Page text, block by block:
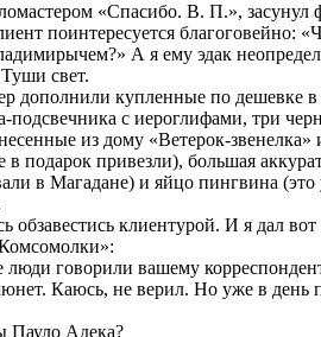
«Спасибо. В. П.», засунул
поинтересуется благоговейно:
А я ему эдак
свет.
дополнили купленные по дешевке в
подсвечника с иероглифами, три
из дому «Ветерок-звенелка»
подарок привезли), большая
в Магадане) и яйцо пингвина
обзавестись клиентурой. И я дал вот
говорили вашему
Каюсь, не верил. Но уже в день
Адека?